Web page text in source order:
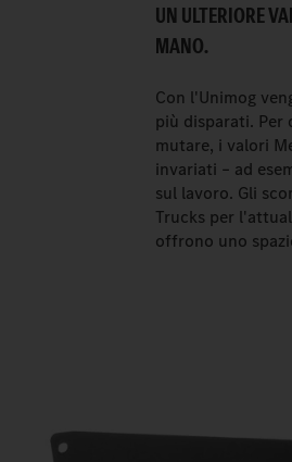
UN ULTERIORE
MANO.
Con l'Unimog
più disparati. Per
mutare, i valori
invariati – ad
sul lavoro. Gli
Trucks per
offrono uno